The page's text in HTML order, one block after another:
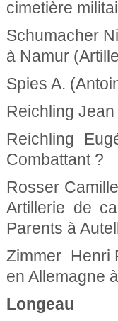
cimetière
Schumacher
à Namur
Spies A.
Reichling
Reichling
Combattant ?
Rosser
Artillerie de
Parents à
Zimmer
en Allemagne
Longeau